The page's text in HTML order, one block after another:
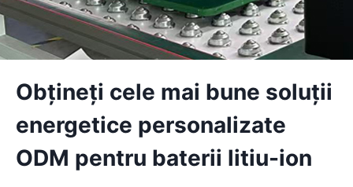
Obțineți cele mai bune soluții
energetice personalizate
ODM pentru baterii litiu-ion